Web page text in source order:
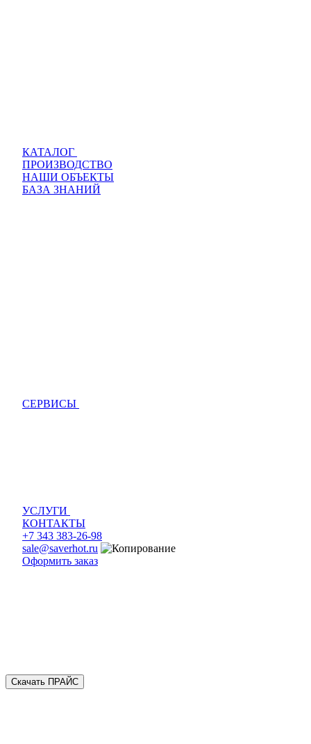
КАТАЛОГ
ПРОИЗВОДСТВО
НАШИ ОБЪЕКТЫ
БАЗА ЗНАНИЙ
СЕРВИСЫ
УСЛУГИ
КОНТАКТЫ
+7 343 383-26-98
sale@saverhot.ru
Оформить заказ
Скачать ПРАЙС